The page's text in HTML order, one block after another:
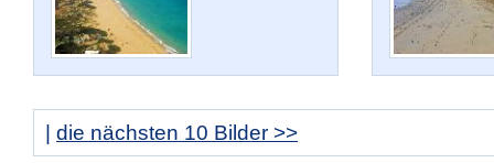
die nächsten 10 Bilder >>